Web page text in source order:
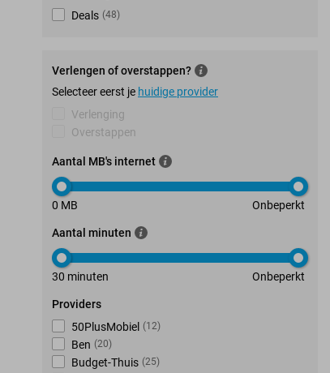
Deals (48)
Verlengen of overstappen?
Selecteer eerst je huidige provider
Verlenging
Overstappen
Aantal MB's internet
0 MB Onbeperkt
Aantal minuten
30 minuten Onbeperkt
Providers
50PlusMobiel (12)
Ben (20)
Budget-Thuis (25)